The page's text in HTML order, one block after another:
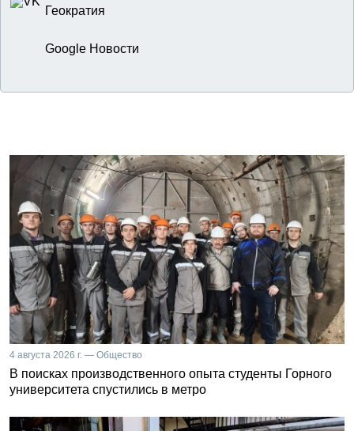
Геократия
Google Новости
4 августа 2026 г. — Общество
В поисках производственного опыта студенты Горного
университета спустились в метро